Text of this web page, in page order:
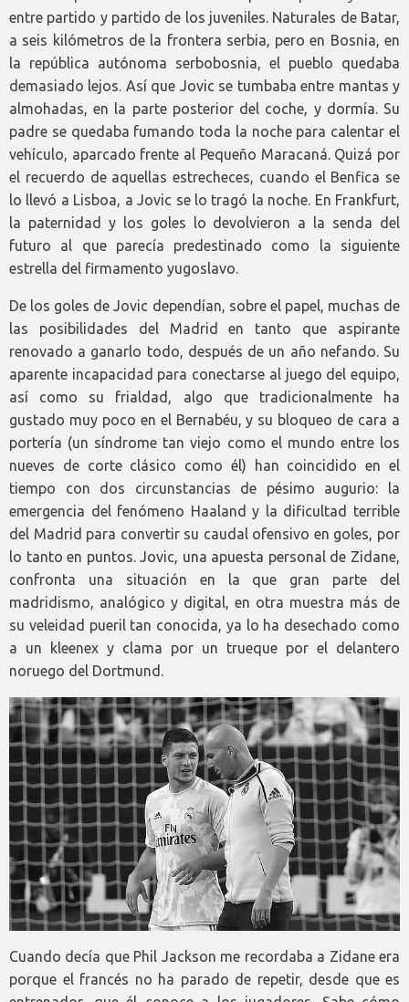
entre partido y partido de los juveniles. Naturales de Batar,
a seis kilómetros de la frontera serbia, pero en Bosnia, en
la república autónoma serbobosnia, el pueblo quedaba
demasiado lejos. Así que Jovic se tumbaba entre mantas y
almohadas, en la parte posterior del coche, y dormía. Su
padre se quedaba fumando toda la noche para calentar el
vehículo, aparcado frente al Pequeño Maracaná. Quizá por
el recuerdo de aquellas estrecheces, cuando el Benfica se
lo llevó a Lisboa, a Jovic se lo tragó la noche. En Frankfurt,
la paternidad y los goles lo devolvieron a la senda del
futuro al que parecía predestinado como la siguiente
estrella del firmamento yugoslavo.
De los goles de Jovic dependían, sobre el papel, muchas de
las posibilidades del Madrid en tanto que aspirante
renovado a ganarlo todo, después de un año nefando. Su
aparente incapacidad para conectarse al juego del equipo,
así como su frialdad, algo que tradicionalmente ha
gustado muy poco en el Bernabéu, y su bloqueo de cara a
portería (un síndrome tan viejo como el mundo entre los
nueves de corte clásico como él) han coincidido en el
tiempo con dos circunstancias de pésimo augurio: la
emergencia del fenómeno Haaland y la dificultad terrible
del Madrid para convertir su caudal ofensivo en goles, por
lo tanto en puntos. Jovic, una apuesta personal de Zidane,
confronta una situación en la que gran parte del
madridismo, analógico y digital, en otra muestra más de
su veleidad pueril tan conocida, ya lo ha desechado como
a un kleenex y clama por un trueque por el delantero
noruego del Dortmund.
Cuando decía que Phil Jackson me recordaba a Zidane era
porque el francés no ha parado de repetir, desde que es